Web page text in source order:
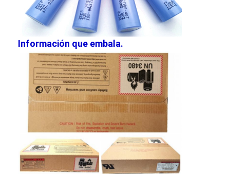
Batería de Li Socl2
Batería de litio primaria
batería de coche híbrido
Información que embala.